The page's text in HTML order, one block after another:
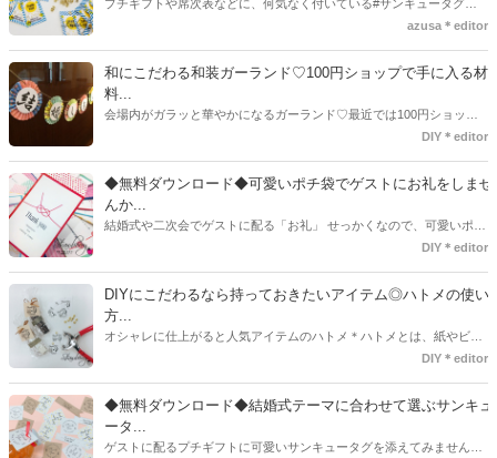
プチギフトや席次表などに、何気なく付いている#サンキュータグ実
はほとんどの花嫁さんが手作りしてるってご存知でしたか！？あるの
ま、付いてた方が断然可愛い♡そんなプレ花嫁さんたちの#サンキュー
タグアイデア、探してみました♪
azusa＊editor
和にこだわる和装ガーランド♡100円ショップで手に入る材
料...
会場内がガラッと華やかになるガーランド♡最近では100円ショップ
で既に完成された物が販売されていたり、ネット上でダウンロードし
す。ダウンロードしたデザインを印刷する紙をこだわるプレ花嫁さん
も・・・♡紙質や柄などでガラッと印象が変わりますよね♪
DIY＊editor
◆無料ダウンロード◆可愛いポチ袋でゲストにお礼をしませ
んか...
結婚式や二次会でゲストに配る「お礼」 せっかくなので、可愛いポチ
袋で用意しませんか？今回の記事では無料でダウンロードできるデザ
ください。いつもStrawberryを読んで頂いているプレ花嫁さんのお手
伝いが少しでも出来れば嬉しいです♡
DIY＊editor
DIYにこだわるなら持っておきたいアイテム◎ハトメの使い
方...
オシャレに仕上がると人気アイテムのハトメ＊ハトメとは、紙やビニ
ールなどに開けた穴につける金具のことでサイズが幅広く揃っていま
り、付けるものの素材や色にあわせて選ぶことができるんです♪*
DIY＊editor
◆無料ダウンロード◆結婚式テーマに合わせて選ぶサンキュ
ータ...
ゲストに配るプチギフトに可愛いサンキュータグを添えてみません